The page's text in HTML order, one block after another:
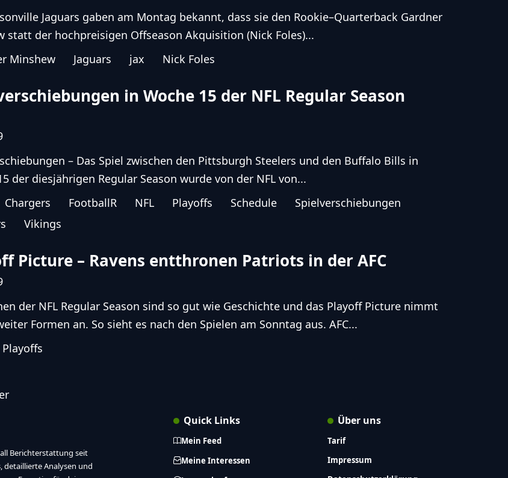
Jaguars gaben am Montag bekannt, dass sie den Rookie–Quarterback Gardner
statt der hochpreisigen Offseason Akquisition (Nick Foles)...
Minshew
Jaguars jax Nick Foles
in Woche 15 der NFL Regular Season
– Das Spiel zwischen den Pittsburgh Steelers und den Buffalo Bills in
der diesjährigen Regular Season wurde von der NFL von...
Chargers FootballR NFL Playoffs Schedule
Spielverschiebungen
Vikings
Picture – Ravens ent­thro­nen Patriots in der AFC
der NFL Regular Season sind so gut wie Geschichte und das Playoff Picture nimmt
Formen an. So sieht es nach den Spielen am Sonntag aus. AFC...
Playoffs
Berichterstattung seit
detaillierte Analysen und
Quick Links
Mein Feed
Meine Interessen
Über uns
Tarif
Impressum